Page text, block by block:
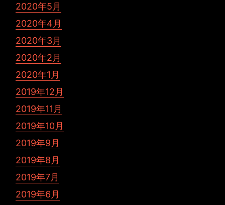
2020年5月
2020年4月
2020年3月
2020年2月
2020年1月
2019年12月
2019年11月
2019年10月
2019年9月
2019年8月
2019年7月
2019年6月